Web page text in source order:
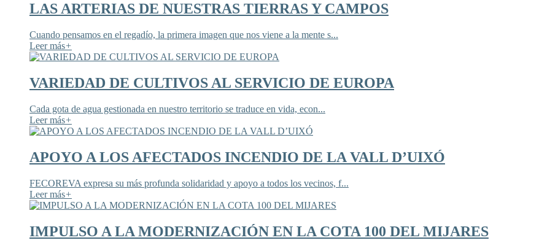
LAS ARTERIAS DE NUESTRAS TIERRAS Y CAMPOS
Cuando pensamos en el regadío, la primera imagen que nos viene a la mente s...
Leer más+
VARIEDAD DE CULTIVOS AL SERVICIO DE EUROPA
Cada gota de agua gestionada en nuestro territorio se traduce en vida, econ...
Leer más+
APOYO A LOS AFECTADOS INCENDIO DE LA VALL D’UIXÓ
FECOREVA expresa su más profunda solidaridad y apoyo a todos los vecinos, f...
Leer más+
IMPULSO A LA MODERNIZACIÓN EN LA COTA 100 DEL MIJARES